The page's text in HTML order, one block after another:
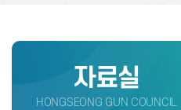
자료실
HONGSEONG GUN COUNCIL